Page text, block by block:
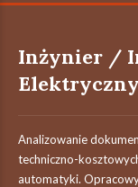
Inżynier /
Analizowanie
techniczno-
automatyki.